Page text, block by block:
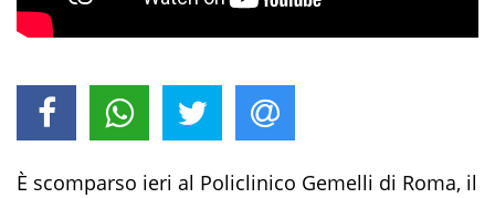
È scomparso ieri al Policlinico Gemelli di Roma, il